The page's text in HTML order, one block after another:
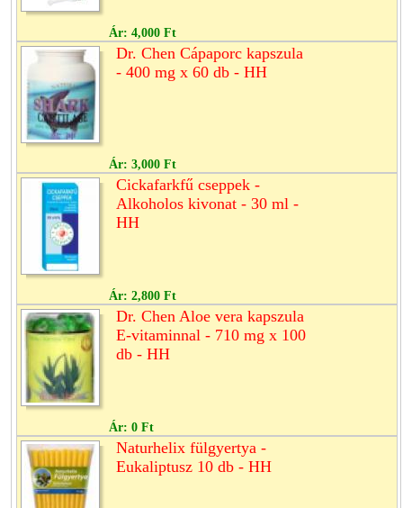
Ár: 4,000 Ft
Dr. Chen Cápaporc kapszula
- 400 mg x 60 db - HH
Ár: 3,000 Ft
Cickafarkfű cseppek -
Alkoholos kivonat - 30 ml -
HH
Ár: 2,800 Ft
Dr. Chen Aloe vera kapszula
E-vitaminnal - 710 mg x 100
db - HH
Ár: 0 Ft
Naturhelix fülgyertya -
Eukaliptusz 10 db - HH